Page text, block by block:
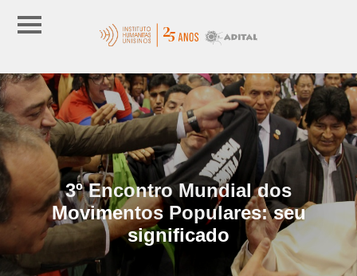
3º Encontro Mundial dos
Movimentos Populares: seu
significado